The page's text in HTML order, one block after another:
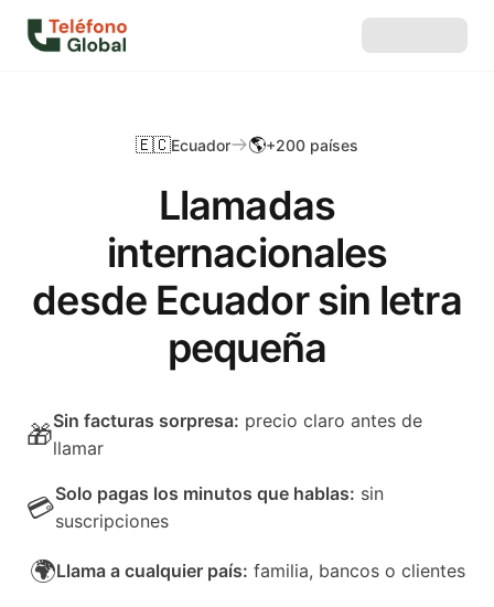
Llamadas
internacionales
desde Ecuador sin letra
pequeña
🇪🇨Ecuador 🌎+200 países
🎁Sin facturas sorpresa: precio claro antes de
llamar
💳Solo pagas los minutos que hablas: sin
suscripciones
🌍Llama a cualquier país: familia, bancos o clientes